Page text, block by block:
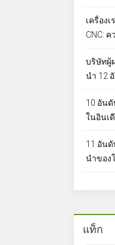
เครื่องเ
CNC:
บริษัทผู้
นำ 12
10 อัน
ในอินเ
11 อัน
นำของ
แท็ก